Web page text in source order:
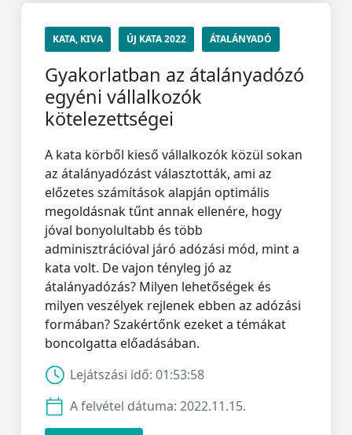
KATA, KIVA ÚJ KATA 2022 ÁTALÁNYADÓ
Gyakorlatban az átalányadózó
egyéni vállalkozók
kötelezettségei
A kata körből kieső vállalkozók közül sokan
az átalányadózást választották, ami az
előzetes számítások alapján optimális
megoldásnak tűnt annak ellenére, hogy
jóval bonyolultabb és több
adminisztrációval járó adózási mód, mint a
kata volt. De vajon tényleg jó az
átalányadózás? Milyen lehetőségek és
milyen veszélyek rejlenek ebben az adózási
formában? Szakértőnk ezeket a témákat
boncolgatta előadásában.
Lejátszási idő: 01:53:58
A felvétel dátuma: 2022.11.15.